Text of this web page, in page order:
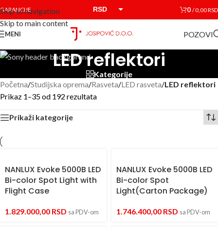
Skip to navigation
Skip to main content
GARANCIJE RSD 0 /0,00RSD
MENI POZOVI
LED reflektori
Kategorije
Početna/Studijska oprema/Rasveta/LED rasveta/LED reflektori
Prikaz 1–35 od 192 rezultata
Prikaži kategorije
NANLUX Evoke 5000B LED
Bi-color Spot Light with
Flight Case
1.829.000,00 RSD sa PDV-om
NANLUX Evoke 5000B LED
Bi-color Spot
Light(Carton Package)
1.746.400,00 RSD sa PDV-om